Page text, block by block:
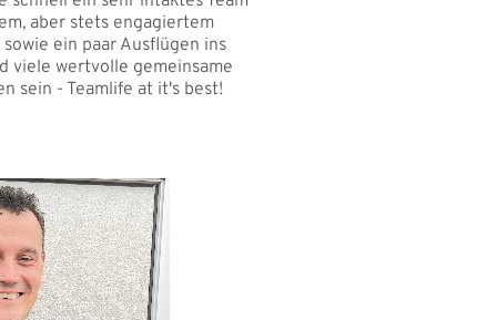
aber stets engagiertem
ein paar Ausflügen ins
viele wertvolle gemeinsame
sein - Teamlife at it's best!